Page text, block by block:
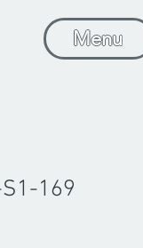
Menu
169